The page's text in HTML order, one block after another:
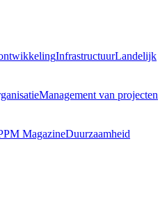
InfrastructuurLandelijk
Management van projecten
MagazineDuurzaamheid